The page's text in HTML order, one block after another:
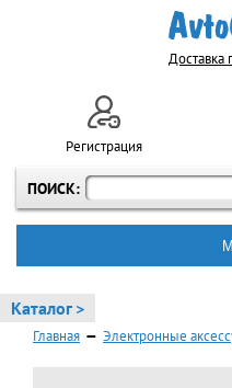
Доставка
ПОИСК:
Регистрация
Каталог >
Главная — Электронные